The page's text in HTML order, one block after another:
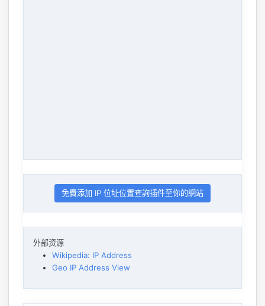
免費添加 IP 位址位置查詢插件至你的網站
外部资源
Wikipedia: IP Address
Geo IP Address View